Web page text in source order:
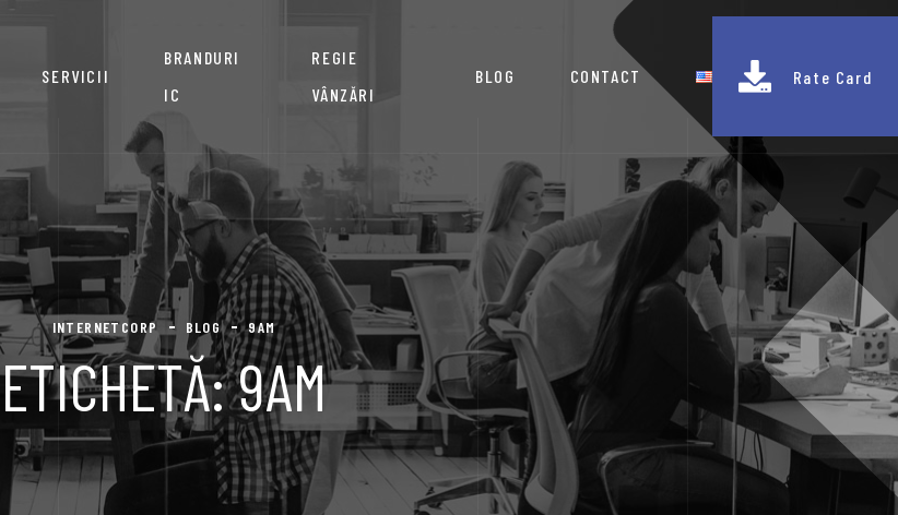
SERVICII
BRANDURI
IC
REGIE
VÂNZĂRI
BLOG CONTACT Rate Card
INTERNETCORP BLOG 9AM
ETICHETĂ:9AM